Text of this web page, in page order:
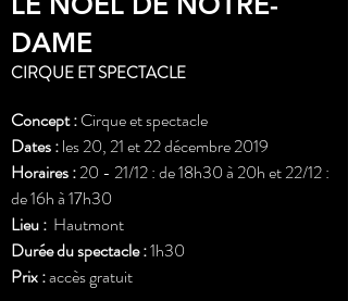
DAME
CIRQUE ET SPECTACLE
Concept :Cirque et spectacle
Dates :les 20, 21 et 22 décembre 2019
Horaires :20 - 21/12 : de 18h30 à 20h et 22/12 :
de 16h à 17h30
Lieu : Hautmont
Durée du spectacle :1h30
Prix :accès gratuit